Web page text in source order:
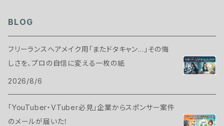
BLOG
フリーランスヘアメイク用「またドタキャン…」その悔
しさを、プロの自信に変える一枚の紙
2026/8/6
「YouTuber・VTuber必見」企業からスポンサー案件
のメールが届いた！